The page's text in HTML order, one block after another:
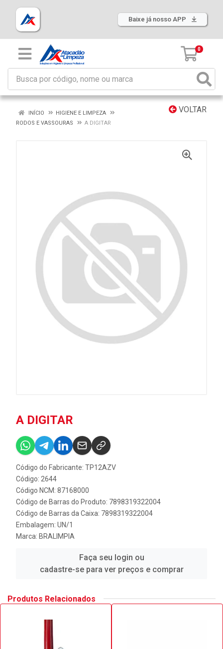
Baixe já nosso APP
0
VOLTAR
INÍCIO
HIGIENE E LIMPEZA
RODOS E VASSOURAS
A DIGITAR
A DIGITAR
Código do Fabricante: TP12AZV
Código: 2644
Código NCM: 87168000
Código de Barras do Produto: 7898319322004
Código de Barras da Caixa: 7898319322004
Embalagem: UN/1
Marca: BRALIMPIA
Faça seu login ou
cadastre-se para ver preços e comprar
Produtos Relacionados